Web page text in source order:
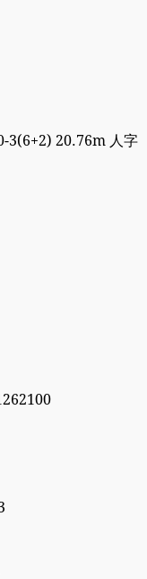
3(6+2) 20.76m 人字